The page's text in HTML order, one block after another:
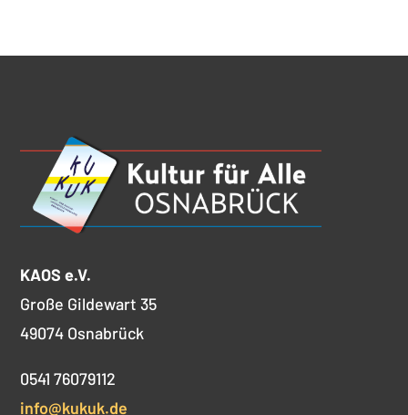
KAOS e.V.
Große Gildewart 35
49074 Osnabrück
0541 76079112
info@kukuk.de